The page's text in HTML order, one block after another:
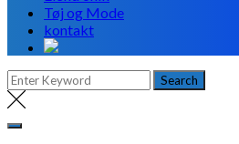
Tøj og Mode
kontakt